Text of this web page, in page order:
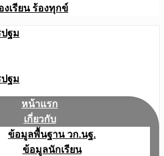
งเรียน ร้องทุกข์
หน้าแรก
เกี่ยวกับ
ข้อมูลพื้นฐาน วก.นฐ.
ข้อมูลนักเรียน